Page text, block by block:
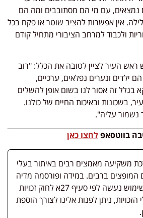
נמצאים, עם מי הם מסתובבים ומה הם
אין אפשרות להציב שוטר או פקח בכל
ולכבוד למרחב הציבורי מתחיל קודם
ראש העיר לציין לטובה את הכלל: "רוב
ילדים ונערים נפלאים, ערכיים,
בגלל זה אסור לנו בשום אופן להשלים
בשכונות ובאיכות החיים של כולנו.
נשמור עליה".
בווטסאפלחצו כאן
משקיעה מאמצים רבים באיתור בעלי
המופצים ברבים. במידה ופורסמה מדיה
שבעליה אינו ידוע, השימוש נעשה לפי סעיף 27א לחוק זכויות
ניתן לפנות אלינו לצורך הוספת